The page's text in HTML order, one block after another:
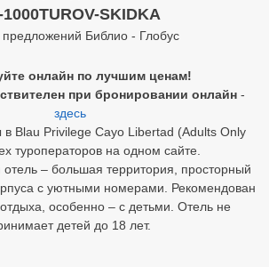
1000TUROV-SKIDKA
Библио - Глобус
онлайн по лучшим ценам!
при бронировании онлайн -
здесь
Blau Privilege Cayo Libertad (Adults Only
туроператоров на одном сайте.
– большая территория, просторный
с уютными номерами. Рекомендован
особенно – с детьми. Отель не
детей до 18 лет.